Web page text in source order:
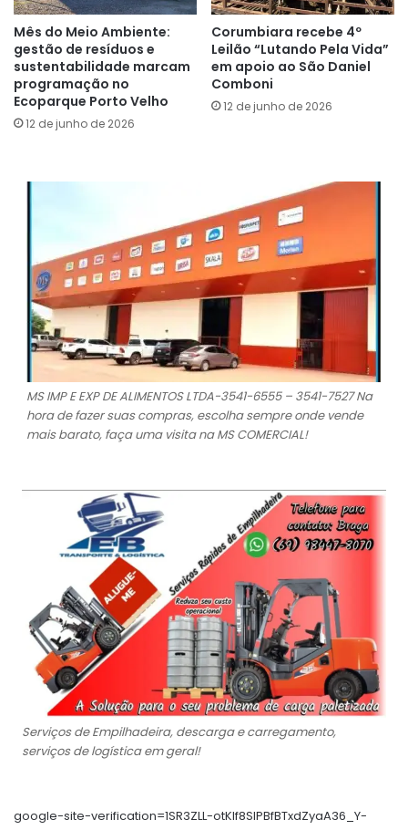
Mês do Meio Ambiente:
gestão de resíduos e
sustentabilidade marcam
programação no
Ecoparque Porto Velho
12 de junho de 2026
Corumbiara recebe 4º
Leilão “Lutando Pela Vida”
em apoio ao São Daniel
Comboni
12 de junho de 2026
MS IMP E EXP DE ALIMENTOS LTDA-3541-6555 – 3541-7527 Na
hora de fazer suas compras, escolha sempre onde vende
mais barato, faça uma visita na MS COMERCIAL!
Serviços de Empilhadeira, descarga e carregamento,
serviços de logística em geral!
google-site-verification=1SR3ZLL-otKIf8SlPBfBTxdZyaA36_Y-